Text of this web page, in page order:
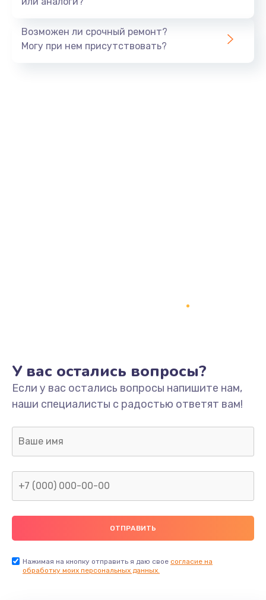
550 руб.
Не включается
1400 руб.
Заказать
800 руб.
400 руб.
Не реагирует на кнопки
Возможен ли срочный ремонт?
Могу при нем присутствовать?
У вас остались вопросы?
Если у вас остались вопросы напишите нам,
наши специалисты с радостью ответят вам!
Нажимая на кнопку отправить я даю свое согласие на
обработку моих персональных данных.